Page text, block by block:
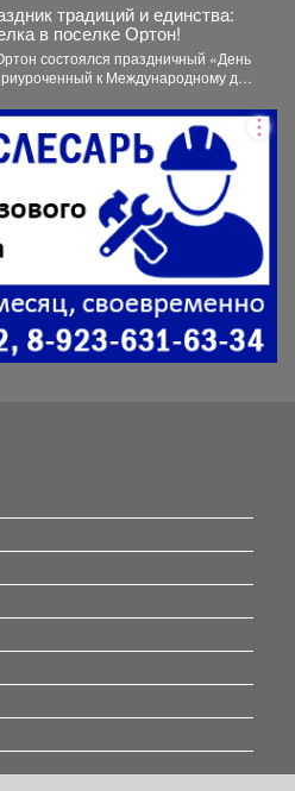
традиций и единства:
в поселке Ортон!
состоялся праздничный «День
к Международному дню